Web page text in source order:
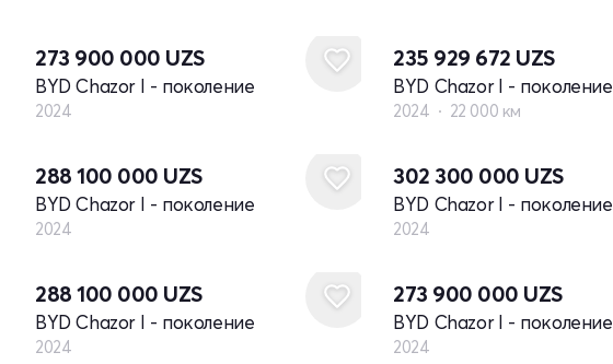
273 900 000 UZS
BYD Chazor I - поколение
2024
235 929 672 UZS
BYD Chazor I - поколение
2024 22 000 км
288 100 000 UZS
BYD Chazor I - поколение
2024
302 300 000 UZS
BYD Chazor I - поколение
2024
288 100 000 UZS
BYD Chazor I - поколение
2024
273 900 000 UZS
BYD Chazor I - поколение
2024